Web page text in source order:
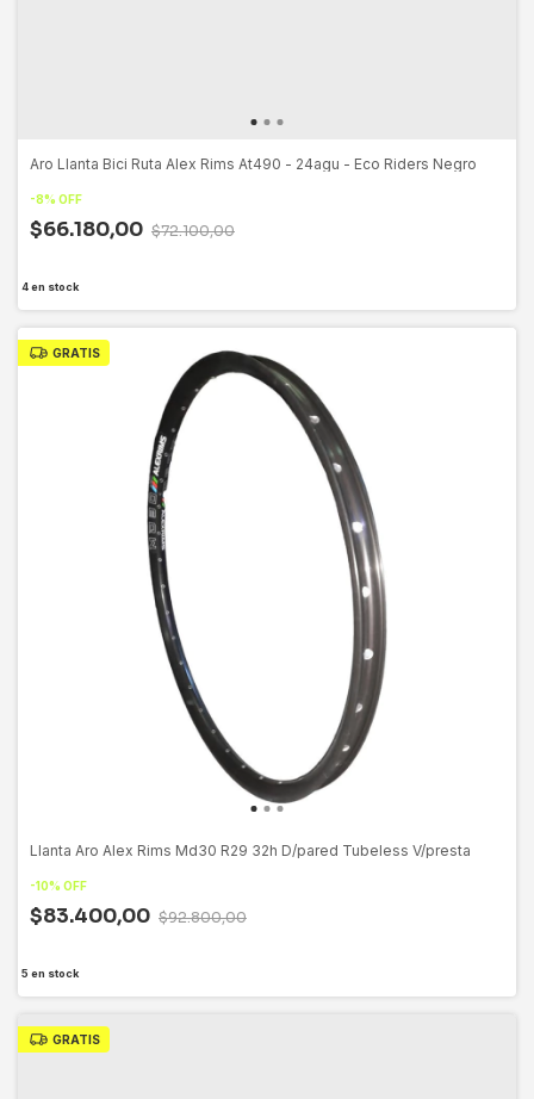
Aro Llanta Bici Ruta Alex Rims At490 - 24agu - Eco Riders Negro
-8% OFF
$66.180,00 $72.100,00
4en stock
GRATIS
Llanta Aro Alex Rims Md30 R29 32h D/pared Tubeless V/presta
-10% OFF
$83.400,00 $92.800,00
5 en stock
GRATIS